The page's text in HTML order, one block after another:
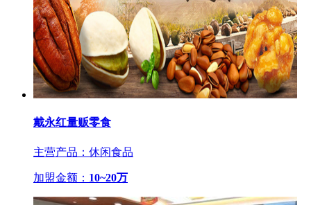
戴永红量贩零食
主营产品：休闲食品
加盟金额： 10~20万